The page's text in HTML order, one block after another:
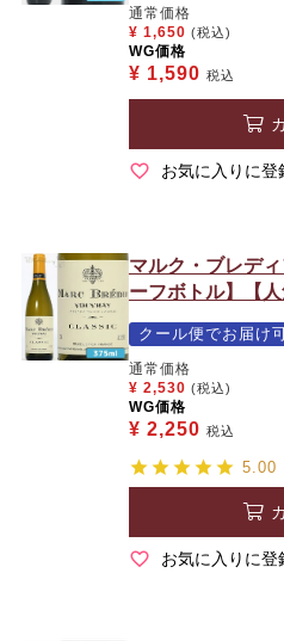
通常価格
¥ 1,650 (税込)
WG価格
¥ 1,590 税込
お気に入りに登
マルク・ブレデ
ーフボトル】【人
クール便でお届け
通常価格
¥ 2,530 (税込)
WG価格
¥ 2,250 税込
5.00
お気に入りに登